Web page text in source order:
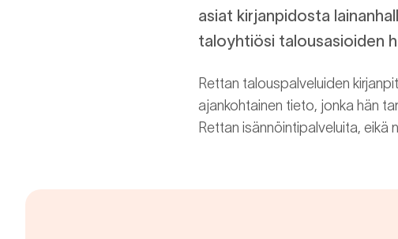
asiat kirjanpidosta
taloyhtiösi talousasioiden
Rettan talouspalveluiden
ajankohtainen tieto, jonka hän
Rettan isännöintipalveluita, eikä